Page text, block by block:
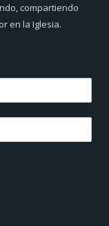
compartiendo
en la Iglesia.